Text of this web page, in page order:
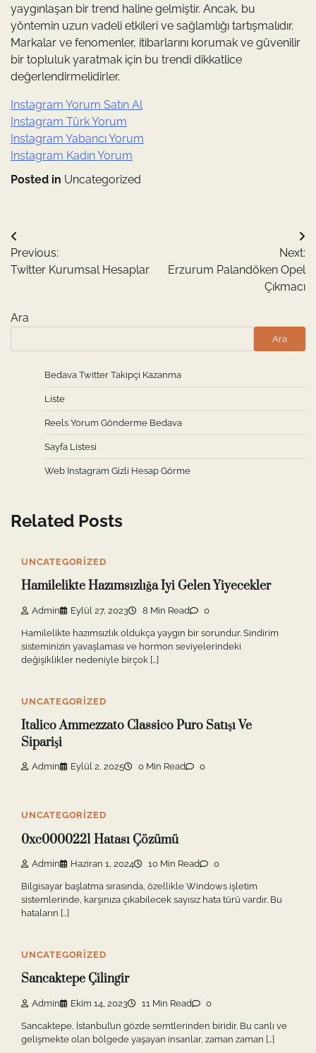
yaygınlaşan bir trend haline gelmiştir. Ancak, bu
yöntemin uzun vadeli etkileri ve sağlamlığı tartışmalıdır.
Markalar ve fenomenler, itibarlarını korumak ve güvenilir
bir topluluk yaratmak için bu trendi dikkatlice
değerlendirmelidirler.
Instagram Yorum Satın Al
Instagram Türk Yorum
Instagram Yabancı Yorum
Instagram Kadın Yorum
Posted in Uncategorized
Yazı
gezinmesi
Previous:
Twitter Kurumsal Hesaplar
Next:
Erzurum Palandöken Opel
Çıkmacı
Ara
Ara
Bedava Twitter Takipçi Kazanma
Liste
Reels Yorum Gönderme Bedava
Sayfa Listesi
Web Instagram Gizli Hesap Görme
Related Posts
UNCATEGORIZED
Hamilelikte Hazımsızlığa Iyi Gelen Yiyecekler
Admin Eylül 27, 2023 8 Min Read 0
Hamilelikte hazımsızlık oldukça yaygın bir sorundur. Sindirim
sisteminizin yavaşlaması ve hormon seviyelerindeki
değişiklikler nedeniyle birçok […]
UNCATEGORIZED
Italico Ammezzato Classico Puro Satışı Ve
Siparişi
Admin Eylül 2, 2025 0 Min Read 0
UNCATEGORIZED
0xc0000221 Hatası Çözümü
Admin Haziran 1, 2024 10 Min Read 0
Bilgisayar başlatma sırasında, özellikle Windows işletim
sistemlerinde, karşınıza çıkabilecek sayısız hata türü vardır. Bu
hataların […]
UNCATEGORIZED
Sancaktepe Çilingir
Admin Ekim 14, 2023 11 Min Read 0
Sancaktepe, İstanbul’un gözde semtlerinden biridir. Bu canlı ve
gelişmekte olan bölgede yaşayan insanlar, zaman zaman […]